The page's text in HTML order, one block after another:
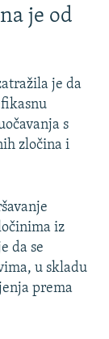
je od
je da
s
zločina i
iz
da se
u skladu
prema